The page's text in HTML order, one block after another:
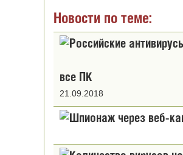
Новости по теме:
все ПК
21.09.2018